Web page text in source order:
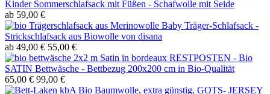
Kinder Sommerschlafsack mit Füßen - Schafwolle mit Seide
ab 59,00 €
Baby Träger-Schlafsack -
Strickschlafsack aus Biowolle von disana
ab 49,00 € 55,00 €
RESTPOSTEN - Bio
SATIN Bettwäsche - Bettbezug 200x200 cm in Bio-Qualität
65,00 € 99,00 €